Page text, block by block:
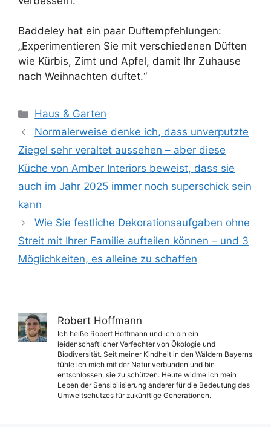
Baddeley hat ein paar Duftempfehlungen:
„Experimentieren Sie mit verschiedenen Düften
wie Kürbis, Zimt und Apfel, damit Ihr Zuhause
nach Weihnachten duftet.“
Kategorien
Haus & Garten
Normalerweise denke ich, dass unverputzte
Ziegel sehr veraltet aussehen – aber diese
Küche von Amber Interiors beweist, dass sie
auch im Jahr 2025 immer noch superschick sein
kann
Wie Sie festliche Dekorationsaufgaben ohne
Streit mit Ihrer Familie aufteilen können – und 3
Möglichkeiten, es alleine zu schaffen
Robert Hoffmann
Ich heiße Robert Hoffmann und ich bin ein
leidenschaftlicher Verfechter von Ökologie und
Biodiversität. Seit meiner Kindheit in den Wäldern Bayerns
fühle ich mich mit der Natur verbunden und bin
entschlossen, sie zu schützen. Heute widme ich mein
Leben der Sensibilisierung anderer für die Bedeutung des
Umweltschutzes für zukünftige Generationen.